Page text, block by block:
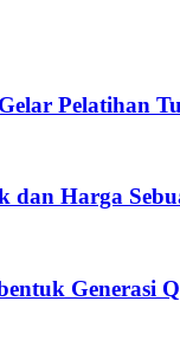
Pelatihan
dan Harga
Generasi